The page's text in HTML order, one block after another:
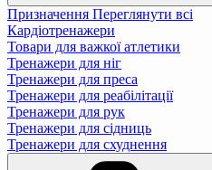
Призначення Переглянути всі
Кардіотренажери
Товари для важкої атлетики
Тренажери для ніг
Тренажери для преса
Тренажери для реабілітації
Тренажери для рук
Тренажери для сідниць
Тренажери для схуднення